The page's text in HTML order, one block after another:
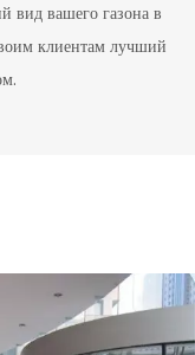
вид вашего газона в
клиентам лучший